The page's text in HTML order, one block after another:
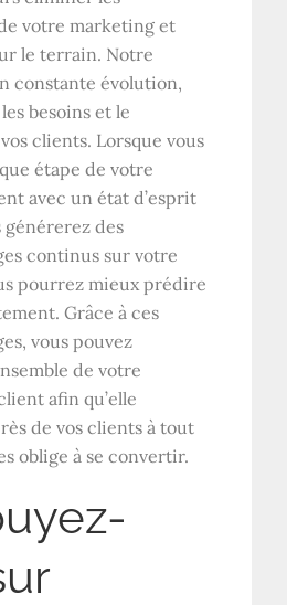
votre marketing et
le terrain. Notre
constante évolution,
besoins et le
clients. Lorsque vous
étape de votre
avec un état d’esprit
générerez des
continus sur votre
pourrez mieux prédire
Grâce à ces
vous pouvez
de votre
afin qu’elle
de vos clients à tout
oblige à se convertir.